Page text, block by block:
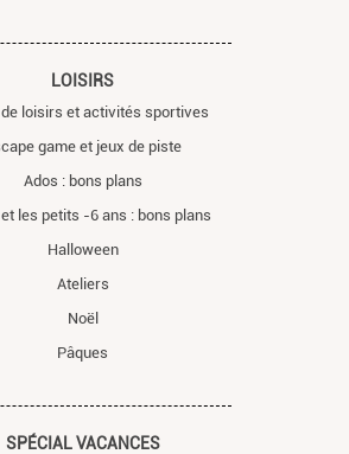
LOISIRS
loisirs et activités sportives
game et jeux de piste
Ados : bons plans
les petits -6 ans : bons plans
Halloween
Ateliers
Noël
Pâques
SPÉCIAL VACANCES